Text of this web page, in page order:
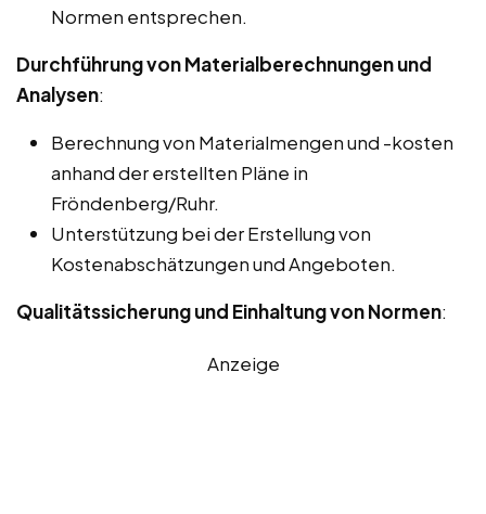
Normen entsprechen.
Durchführung von Materialberechnungen und
Analysen:
Berechnung von Materialmengen und -kosten
anhand der erstellten Pläne in
Fröndenberg/Ruhr.
Unterstützung bei der Erstellung von
Kostenabschätzungen und Angeboten.
Qualitätssicherung und Einhaltung von Normen:
Anzeige